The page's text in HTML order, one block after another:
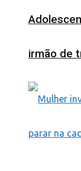
irmão de